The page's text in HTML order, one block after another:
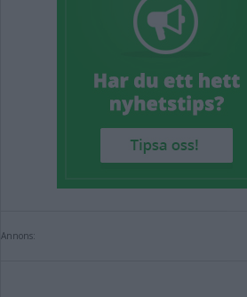
Annons: